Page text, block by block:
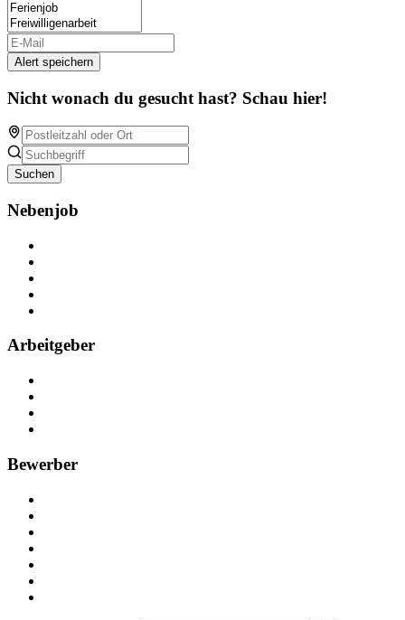
Alert speichern
Nicht wonach du gesucht hast? Schau hier!
Suchen
Nebenjob
Arbeitgeber
Bewerber